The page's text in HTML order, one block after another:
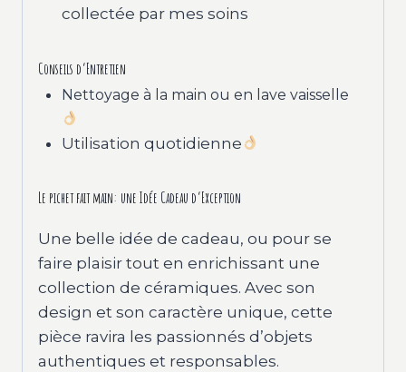
collectée par mes soins
Conseils d’Entretien
Nettoyage à la main ou en lave vaisselle
Utilisation quotidienne
Le pichet fait main: une Idée Cadeau d’Exception
Une belle idée de cadeau, ou pour se
faire plaisir tout en enrichissant une
collection de céramiques. Avec son
design et son caractère unique, cette
pièce ravira les passionnés d’objets
authentiques et responsables.